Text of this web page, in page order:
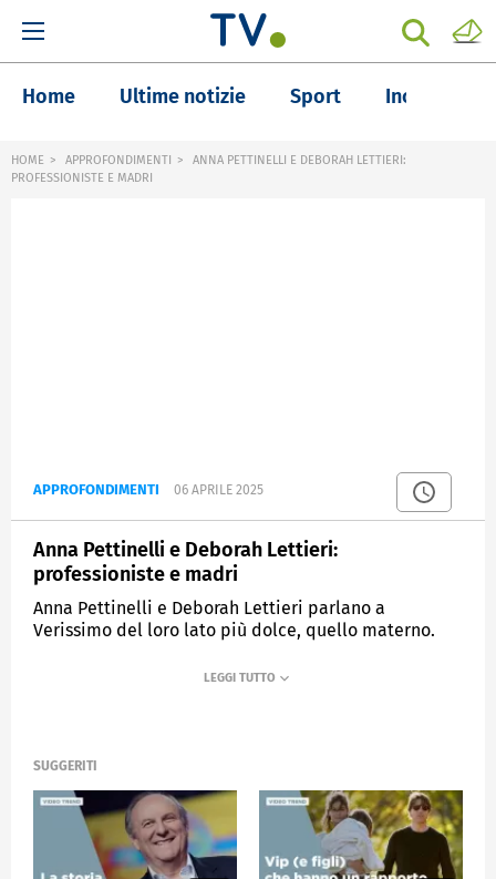
Home Ultime notizie Sport Inchieste
HOME APPROFONDIMENTI
ANNA PETTINELLI E DEBORAH LETTIERI:
PROFESSIONISTE E MADRI
APPROFONDIMENTI 06 APRILE 2025
Anna Pettinelli e Deborah Lettieri:
professioniste e madri
Anna Pettinelli e Deborah Lettieri parlano a
Verissimo del loro lato più dolce, quello materno.
VERISSIMO
SUGGERITI